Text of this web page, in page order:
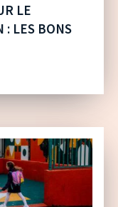
LE
: LES BONS